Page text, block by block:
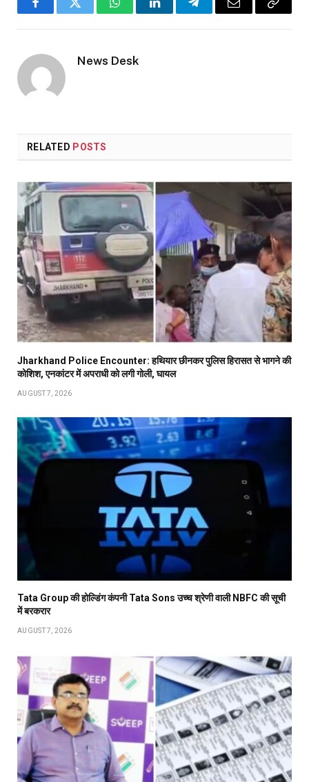
FacebookTwitter WhatsAppLinkedInTelegramEmail
Copy
News Desk
RELATED POSTS
Jharkhand Police Encounter: हथियार छीनकर पुलिस हिरासत से भागने की
कोशिश, एनकांटर में अपराधी को लगी गोली, घायल
AUGUST 7, 2026
Tata Group की होल्डिंग कंपनी Tata Sons उच्च श्रेणी वाली NBFC की सूची
में बरकरार
AUGUST 7, 2026